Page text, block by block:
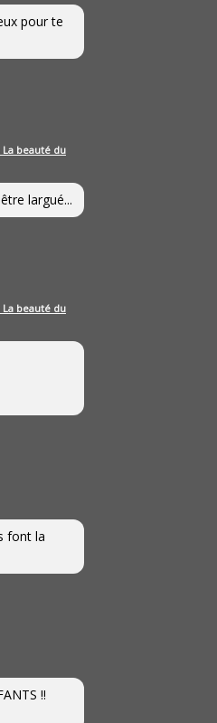
pour te
beauté du
largué...
beauté du
font la
!!